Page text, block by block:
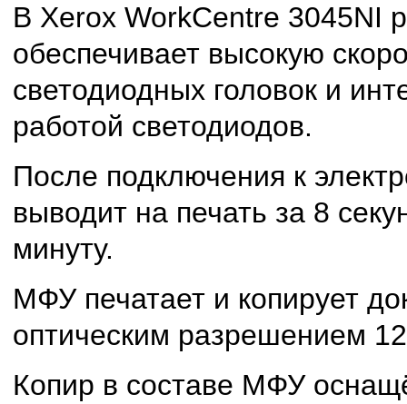
В Xerox WorkCentre 3045NI
обеспечивает высокую
светодиодных головок и
работой светодиодов.
После подключения к
выводит на печать за 8
минуту.
МФУ печатает и копирует
оптическим разрешением
Копир в составе МФУ